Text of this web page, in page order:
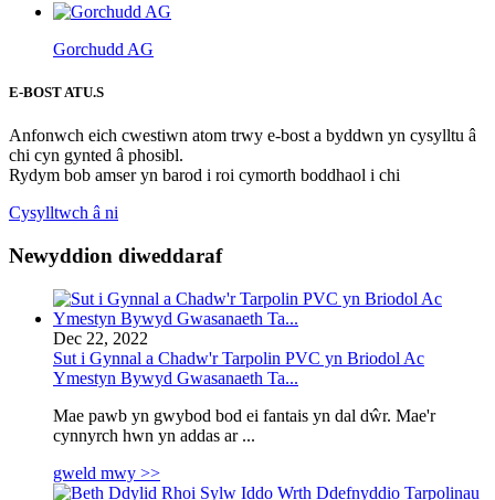
Gorchudd AG
E-BOST ATU.S
Anfonwch eich cwestiwn atom trwy e-bost a byddwn yn cysylltu â
chi cyn gynted â phosibl.
Rydym bob amser yn barod i roi cymorth boddhaol i chi
Cysylltwch â ni
Newyddion diweddaraf
Dec 22, 2022
Sut i Gynnal a Chadw'r Tarpolin PVC yn Briodol Ac
Ymestyn Bywyd Gwasanaeth Ta...
Mae pawb yn gwybod bod ei fantais yn dal dŵr. Mae'r
cynnyrch hwn yn addas ar ...
gweld mwy >>